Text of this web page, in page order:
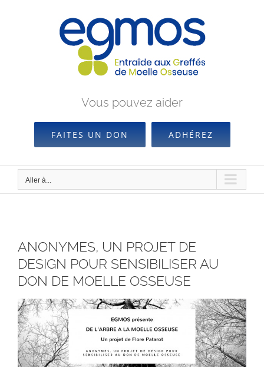
Vous pouvez aider
FAITES UN DON ADHÉREZ
Aller à...
ANONYMES, UN PROJET DE
DESIGN POUR SENSIBILISER AU
DON DE MOELLE OSSEUSE
Voir
l'image
agrandie